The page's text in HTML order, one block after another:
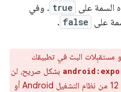
السمة على true . وفي
على false
.
مستقبِلات البث في تطبيقك
بشكل صريح، لن
يمكن تثبيت تطبيقك على جهاز يعمل بالإصدار 12 من نظام التشغيل Android أو